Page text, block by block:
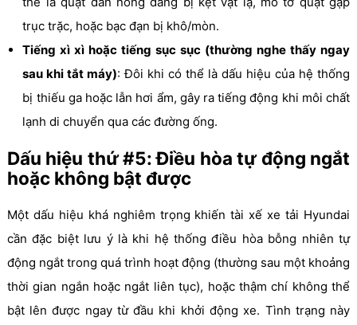
trục trặc, hoặc bạc đạn bị khô/mòn.
Tiếng xì xì hoặc tiếng sục sục (thường nghe thấy ngay
sau khi tắt máy): Đôi khi có thể là dấu hiệu của hệ thống
bị thiếu ga hoặc lẫn hơi ẩm, gây ra tiếng động khi môi chất
lạnh di chuyển qua các đường ống.
Dấu hiệu thứ #5: Điều hòa tự động ngắt
hoặc không bật được
Một dấu hiệu khá nghiêm trọng khiến tài xế xe tải Hyundai
cần đặc biệt lưu ý là khi hệ thống điều hòa bỗng nhiên tự
động ngắt trong quá trình hoạt động (thường sau một khoảng
thời gian ngắn hoặc ngắt liên tục), hoặc thậm chí không thể
bật lên được ngay từ đầu khi khởi động xe. Tình trạng này